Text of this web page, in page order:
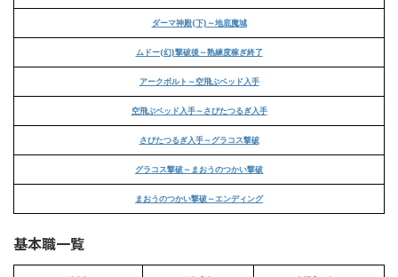
ダーマ神殿(下)～地底魔城
ムドー(幻)撃破後～熟練度稼ぎ終了
アークボルト～空飛ぶベッド入手
空飛ぶベッド入手～さびたつるぎ入手
さびたつるぎ入手～グラコス撃破
グラコス撃破～まおうのつかい撃破
まおうのつかい撃破～エンディング
基本職一覧